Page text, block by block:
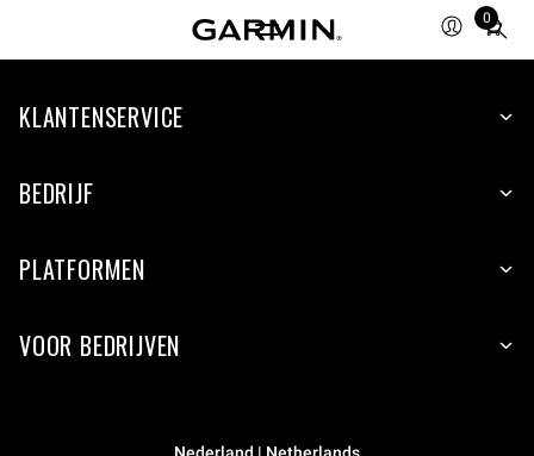
0
Total
KLANTENSERVICE
BEDRIJF
PLATFORMEN
VOOR BEDRIJVEN